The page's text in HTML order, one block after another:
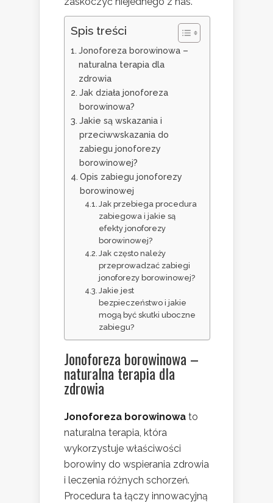
Spis treści
Jonoforeza borowinowa –
naturalna terapia dla
zdrowia
Jak działa jonoforeza
borowinowa?
Jakie są wskazania i
przeciwwskazania do
zabiegu jonoforezy
borowinowej?
Opis zabiegu jonoforezy
borowinowej
Jak przebiega procedura
zabiegowa i jakie są
efekty jonoforezy
borowinowej?
Jak często należy
przeprowadzać zabiegi
jonoforezy borowinowej?
Jakie jest
bezpieczeństwo i jakie
mogą być skutki uboczne
zabiegu?
Jonoforeza borowinowa –
naturalna terapia dla
zdrowia
Jonoforeza borowinowa to
naturalna terapia, która
wykorzystuje właściwości
borowiny do wspierania zdrowia
i leczenia różnych schorzeń.
Procedura ta łączy innowacyjną